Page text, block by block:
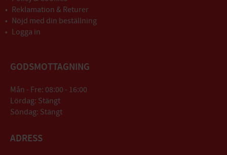
Reklamation & Returer
Nöjd med din beställning
Logga in
GODSMOTTAGNING
Mån - Fre: 08:00 - 16:00
Lördag: Stängt
Söndag: Stängt
ADRESS